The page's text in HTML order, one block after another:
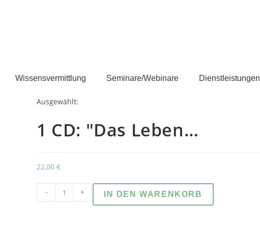
Wissensvermittlung Seminare/Webinare Dienstleistungen
Ausgewählt:
1 CD: "Das Leben…
22,00 €
- + IN DEN WARENKORB